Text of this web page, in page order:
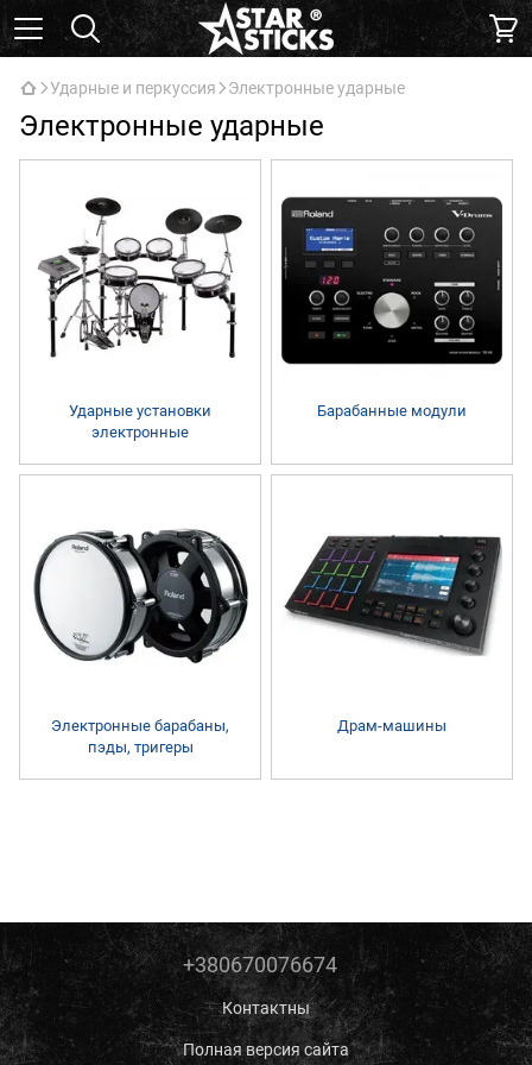
Ударные и перкуссия Электронные ударные
Электронные ударные
Ударные установки
электронные
Барабанные модули
Электронные барабаны,
пэды, тригеры
Драм-машины
+380670076674
Контактны
Полная версия сайта